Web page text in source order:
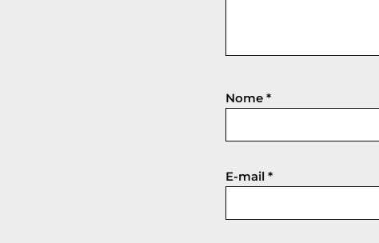
Nome *
E-mail *